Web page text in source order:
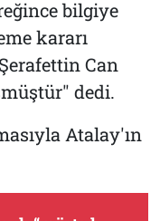
bilgiye
kararı
Can
dedi.
Atalay'ın